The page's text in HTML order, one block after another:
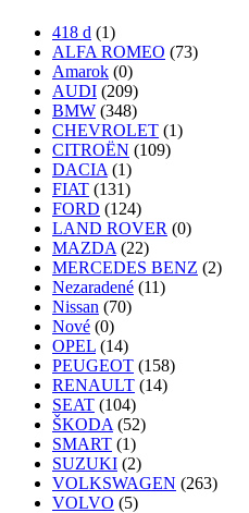
418 d (1)
ALFA ROMEO (73)
Amarok (0)
AUDI (209)
BMW (348)
CHEVROLET (1)
CITROËN (109)
DACIA (1)
FIAT (131)
FORD (124)
LAND ROVER (0)
MAZDA (22)
MERCEDES BENZ (2)
Nezaradené (11)
Nissan (70)
Nové (0)
OPEL (14)
PEUGEOT (158)
RENAULT (14)
SEAT (104)
ŠKODA (52)
SMART (1)
SUZUKI (2)
VOLKSWAGEN (263)
VOLVO (5)